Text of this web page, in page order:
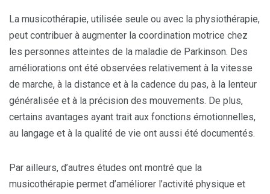
La musicothérapie, utilisée seule ou avec la physiothérapie,
peut contribuer à augmenter la coordination motrice chez
les personnes atteintes de la maladie de Parkinson. Des
améliorations ont été observées relativement à la vitesse
de marche, à la distance et à la cadence du pas, à la lenteur
généralisée et à la précision des mouvements. De plus,
certains avantages ayant trait aux fonctions émotionnelles,
au langage et à la qualité de vie ont aussi été documentés.
Par ailleurs, d’autres études ont montré que la
musicothérapie permet d’améliorer l’activité physique et